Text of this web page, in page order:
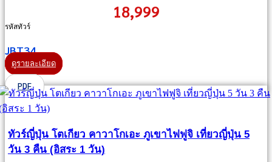
18,999
รหัสทัวร์
JBT34
ดูรายละเอียด
PDF
ทัวร์ญี่ปุ่น โตเกียว คาวาโกเอะ ภูเขาไฟฟูจิ เที่ยวญี่ปุ่น 5
วัน 3 คืน (อิสระ 1 วัน)